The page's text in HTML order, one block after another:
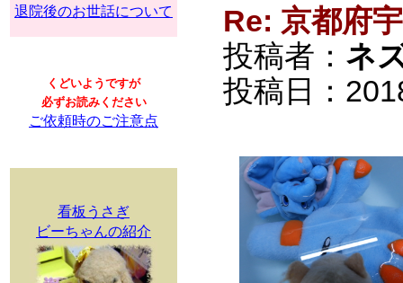
退院後のお世話について
くどいようですが
必ずお読みください
ご依頼時のご注意点
看板うさぎ
ビーちゃんの紹介
Re: 京都府
投稿者： ネ
投稿日：